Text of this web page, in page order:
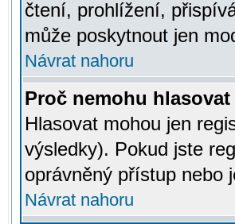
čtení, prohlížení,
může poskytnout jen
Návrat nahoru
Proč nemohu hlasovat
Hlasovat mohou jen
výsledky). Pokud jste
oprávněný přístup nebo
Návrat nahoru